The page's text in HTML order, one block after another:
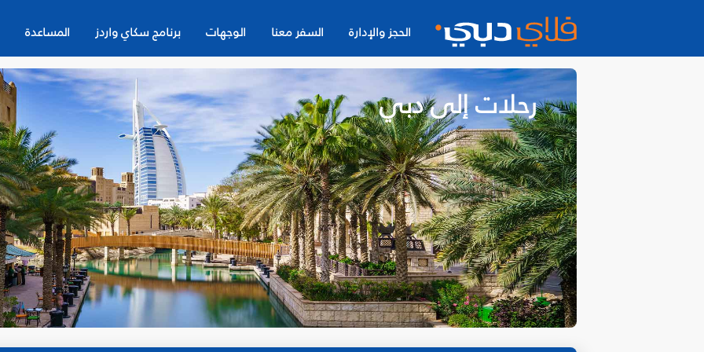
الحجز والإدارة السفر معنا الوجهات برنامج سكاي واردز المساعدة
رحلات إلى دبي